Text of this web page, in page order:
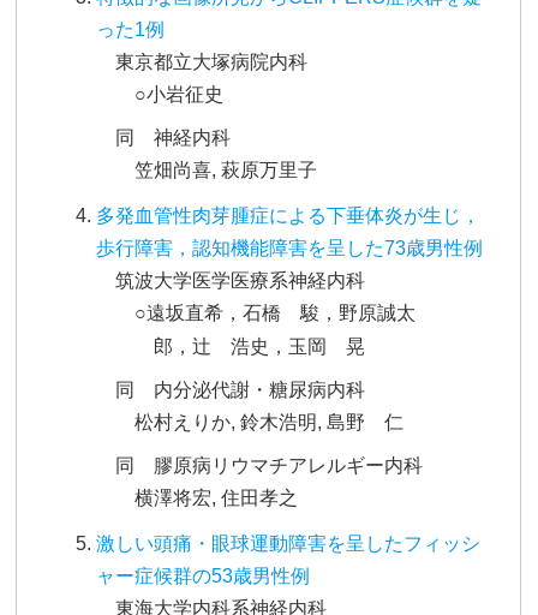
った1例
東京都立大塚病院内科
○小岩征史
同 神経内科
笠畑尚喜, 萩原万里子
多発血管性肉芽腫症による下垂体炎が生じ，
歩行障害，認知機能障害を呈した73歳男性例
筑波大学医学医療系神経内科
○遠坂直希，石橋 駿，野原誠太
郎，辻 浩史，玉岡 晃
同 内分泌代謝・糖尿病内科
松村えりか, 鈴木浩明, 島野 仁
同 膠原病リウマチアレルギー内科
横澤将宏, 住田孝之
激しい頭痛・眼球運動障害を呈したフィッシ
ャー症候群の53歳男性例
東海大学内科系神経内科